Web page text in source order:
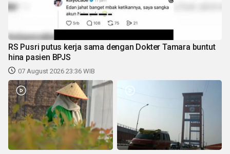
RS Pusri putus kerja sama dengan Dokter Tamara buntut
hina pasien BPJS
07 August 2026 23:36 WIB